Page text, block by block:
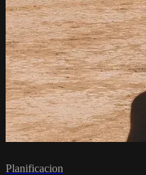
Planificacion